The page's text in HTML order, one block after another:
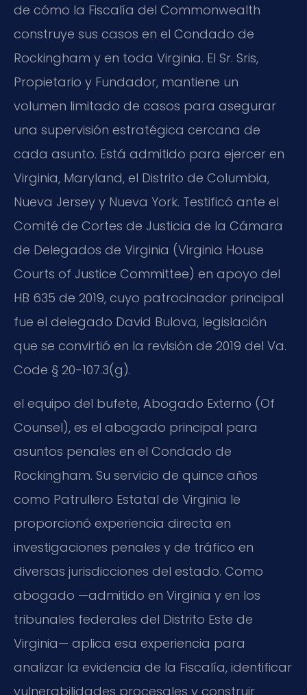
de cómo la Fiscalía del Commonwealth
construye sus casos en el Condado de
Rockingham y en toda Virginia. El Sr. Sris,
Propietario y Fundador, mantiene un
volumen limitado de casos para asegurar
una supervisión estratégica cercana de
cada asunto. Está admitido para ejercer en
Virginia, Maryland, el Distrito de Columbia,
Nueva Jersey y Nueva York. Testificó ante el
Comité de Cortes de Justicia de la Cámara
de Delegados de Virginia (Virginia House
Courts of Justice Committee) en apoyo del
HB 635 de 2019, cuyo patrocinador principal
fue el delegado David Bulova, legislación
que se convirtió en la revisión de 2019 del Va.
Code § 20-107.3(g).
el equipo del bufete, Abogado Externo (Of
Counsel), es el abogado principal para
asuntos penales en el Condado de
Rockingham. Su servicio de quince años
como Patrullero Estatal de Virginia le
proporcionó experiencia directa en
investigaciones penales y de tráfico en
diversas jurisdicciones del estado. Como
abogado —admitido en Virginia y en los
tribunales federales del Distrito Este de
Virginia— aplica esa experiencia para
analizar la evidencia de la Fiscalía, identificar
vulnerabilidades procesales y construir